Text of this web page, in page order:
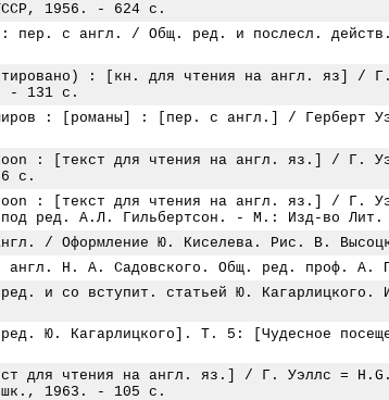
1956. - 624 с.
: пер. с англ. / Общ. ред. и послесл.
: [кн. для чтения на англ. яз] /
- 131 с.
миров : [романы] : [пер. с англ.] /
: [текст для чтения на англ. яз.] / Г.
с.
: [текст для чтения на англ. яз.] / Г.
ред. А.Л. Гильбертсон. - М.: Изд-во
/ Оформление Ю. Киселева. Рис. В.
с англ. Н. А. Садовского. Общ. ред. проф.
и со вступит. статьей Ю.
Ю. Кагарлицкого]. Т. 5: [Чудесное
для чтения на англ. яз.] / Г. Уэллс =
1963. - 105 с.